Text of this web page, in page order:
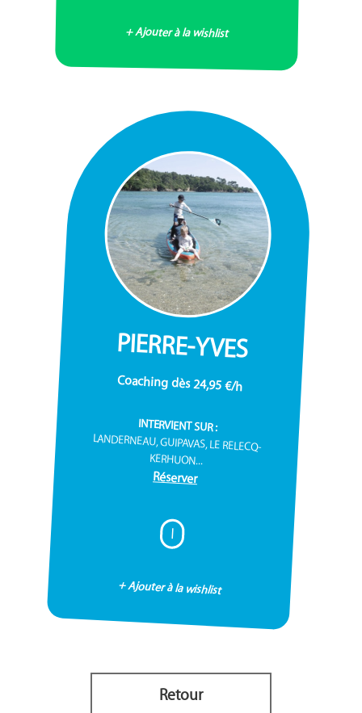
+ Ajouter à la wishlist
PIERRE-YVES
Coaching dès 24,95 €/h
INTERVIENT SUR :
LANDERNEAU, GUIPAVAS, LE RELECQ-
KERHUON...
Réserver
I
+ Ajouter à la wishlist
Retour